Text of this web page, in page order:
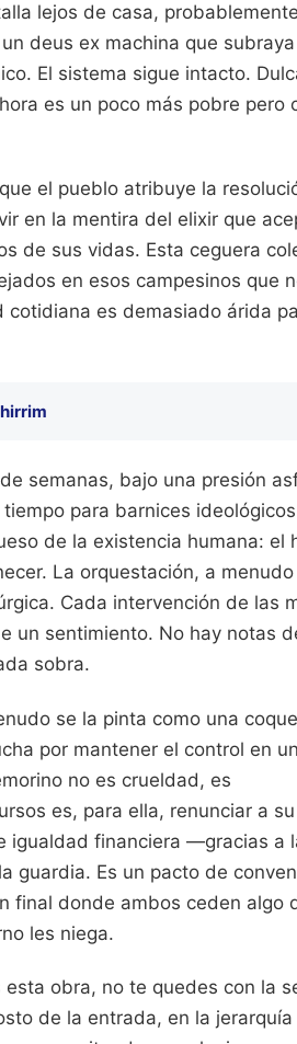
lejos de casa,
deus ex machina que
El sistema sigue intacto.
es un poco más pobre pero
el pueblo atribuye la
en la mentira del elixir que
de sus vidas. Esta ceguera
en esos campesinos que
es demasiado árida
semanas, bajo una presión
para barnices
de la existencia humana: el
La orquestación, a
Cada intervención de las
un sentimiento. No hay notas
sobra.
se la pinta como una
por mantener el control en
no es crueldad, es
es, para ella, renunciar a su
igualdad financiera —gracias a
guardia. Es un pacto de
final donde ambos ceden algo
les niega.
obra, no te quedes con la
de la entrada, en la jerarquía